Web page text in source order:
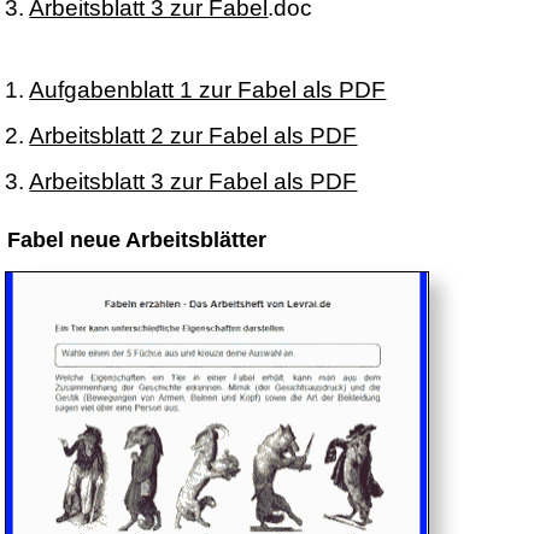
3.Arbeitsblatt 3 zur Fabel.doc
1.Aufgabenblatt 1 zur Fabel als PDF
2.Arbeitsblatt 2 zur Fabel als PDF
3.Arbeitsblatt 3 zur Fabel als PDF
Fabel neue Arbeitsblätter